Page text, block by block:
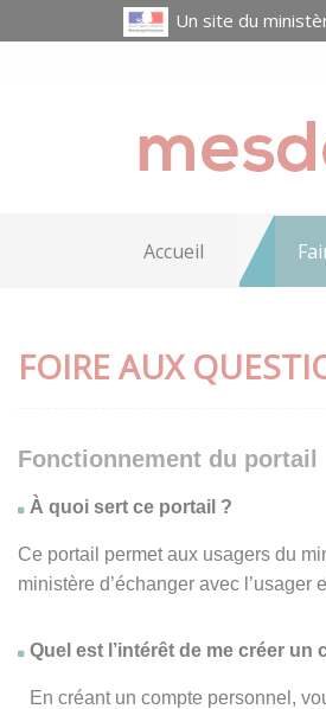
Un site du
Accueil
FOIRE AUX
Fonctionnement du portail
À quoi sert ce portail ?
Ce portail permet aux usagers du
ministère d’échanger avec l’usager
Quel est l’intérêt de me créer un
En créant un compte personnel,